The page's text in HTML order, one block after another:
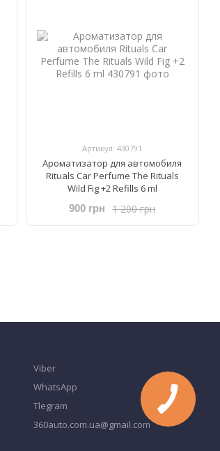
Артикул: 430791
Ароматизатор для автомобиля
Rituals ​Car Perfume The Rituals
Wild Fig +2 Refills 6 ml
1 200 грн
900 грн
Viber
WhatsApp
Tlegram
360auto.com.ua@gmail.com